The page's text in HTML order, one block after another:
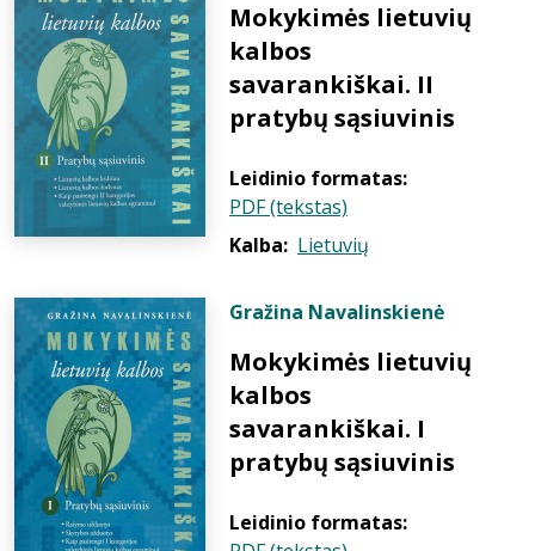
Mokykimės lietuvių
kalbos
savarankiškai. II
pratybų sąsiuvinis
Leidinio formatas:
PDF (tekstas)
Kalba: Lietuvių
Gražina Navalinskienė
Mokykimės lietuvių
kalbos
savarankiškai. I
pratybų sąsiuvinis
Leidinio formatas: